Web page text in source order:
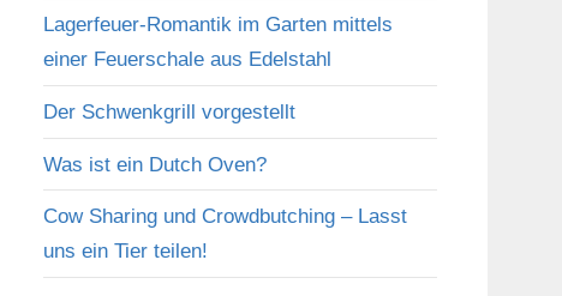
Lagerfeuer-Romantik im Garten mittels
einer Feuerschale aus Edelstahl
Der Schwenkgrill vorgestellt
Was ist ein Dutch Oven?
Cow Sharing und Crowdbutching – Lasst
uns ein Tier teilen!